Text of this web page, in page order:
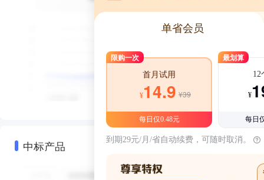
中标产品
单省会员
限购一次
首月试用
¥14.9 ¥39
每日仅0.48元
最划算
12
¥
每日
到期29元/月/省自动续费，可随时取消。